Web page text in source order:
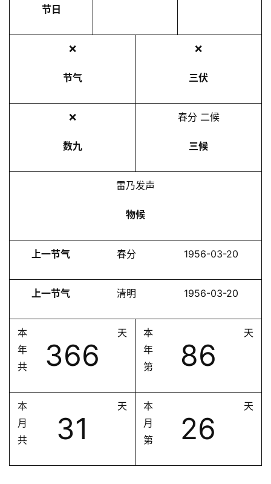
节日
❌
节气
❌
三伏
❌
数九
春分 二候
三候
雷乃发声
物候
上一节气 春分 1956-03-20
上一节气 清明 1956-03-20
本
年
共
366
天
本
年
第
86
天
本
月
共
31
天
本
月
第
26
天